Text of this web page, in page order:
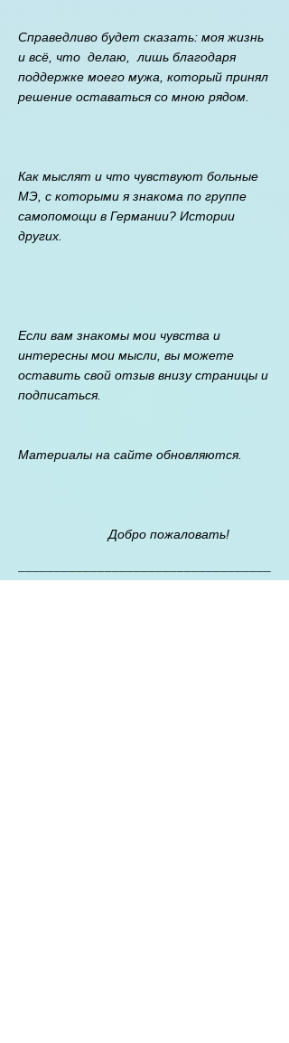
Справедливо будет сказать: моя жизнь
и всё, что делаю, лишь благодаря
поддержке моего мужа, который принял
решение оставаться со мною рядом.
Как мыслят и что чувствуют больные
МЭ, с которыми я знакома по группе
самопомощи в Германии? Истории
других.
Если вам знакомы мои чувства и
интересны мои мысли, вы можете
оставить свой отзыв внизу страницы и
подписаться.
Материалы на сайте обновляются.
Добро пожаловать!
___________________________________